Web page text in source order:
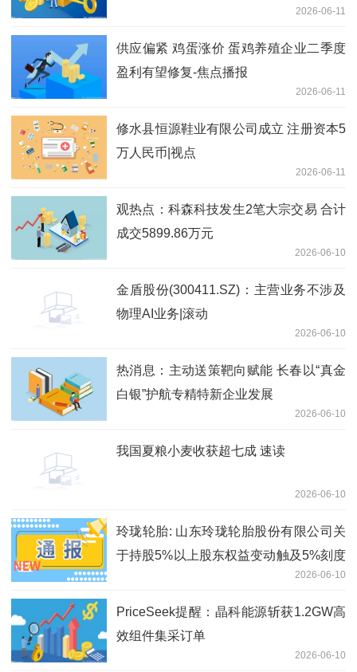
2026-06-11
供应偏紧 鸡蛋涨价 蛋鸡养殖企业二季度
盈利有望修复-焦点播报
2026-06-11
修水县恒源鞋业有限公司成立 注册资本5
万人民币|视点
2026-06-11
观热点：科森科技发生2笔大宗交易 合计
成交5899.86万元
2026-06-10
金盾股份(300411.SZ)：主营业务不涉及
物理AI业务|滚动
2026-06-10
热消息：主动送策靶向赋能 长春以“真金
白银”护航专精特新企业发展
2026-06-10
我国夏粮小麦收获超七成 速读
2026-06-10
玲珑轮胎: 山东玲珑轮胎股份有限公司关
于持股5%以上股东权益变动触及5%刻度
2026-06-10
PriceSeek提醒：晶科能源斩获1.2GW高
效组件集采订单
2026-06-10